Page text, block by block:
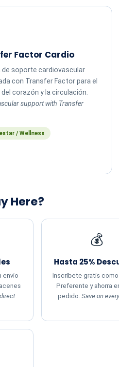
Factor Cardio
de soporte cardiovascular
con Transfer Factor para el
corazón y la circulación.
support with Transfer
/ Wellness
Here?
envío
💰
Hasta 25%
Inscríbete gratis
Preferente y ahorra
pedido. Save on